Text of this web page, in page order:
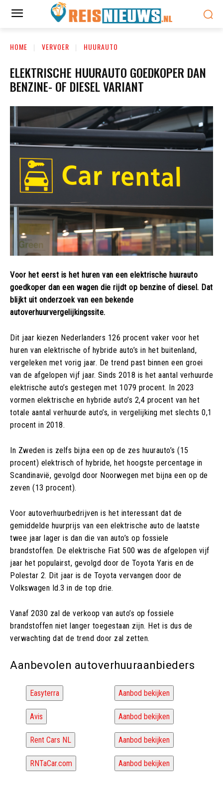
HOME VERVOER HUURAUTO
ELEKTRISCHE HUURAUTO GOEDKOPER DAN
BENZINE- OF DIESEL VARIANT
Voor het eerst is het huren van een elektrische huurauto
goedkoper dan een wagen die rijdt op benzine of diesel. Dat
blijkt uit onderzoek van een bekende
autoverhuurvergelijkingssite.
Dit jaar kiezen Nederlanders 126 procent vaker voor het
huren van elektrische of hybride auto’s in het buitenland,
vergeleken met vorig jaar. De trend past binnen een groei
van de afgelopen vijf jaar. Sinds 2018 is het aantal verhuurde
elektrische auto’s gestegen met 1079 procent. In 2023
vormen elektrische en hybride auto’s 2,4 procent van het
totale aantal verhuurde auto’s, in vergelijking met slechts 0,1
procent in 2018.
In Zweden is zelfs bijna een op de zes huurauto’s (15
procent) elektrisch of hybride, het hoogste percentage in
Scandinavië, gevolgd door Noorwegen met bijna een op de
zeven (13 procent).
Voor autoverhuurbedrijven is het interessant dat de
gemiddelde huurprijs van een elektrische auto de laatste
twee jaar lager is dan die van auto’s op fossiele
brandstoffen. De elektrische Fiat 500 was de afgelopen vijf
jaar het populairst, gevolgd door de Toyota Yaris en de
Polestar 2. Dit jaar is de Toyota vervangen door de
Volkswagen Id.3 in de top drie.
Vanaf 2030 zal de verkoop van auto’s op fossiele
brandstoffen niet langer toegestaan zijn. Het is dus de
verwachting dat de trend door zal zetten.
Aanbevolen autoverhuuraanbieders
Easyterra Aanbod bekijken
Avis Aanbod bekijken
Rent Cars NL Aanbod bekijken
RNTaCar.com Aanbod bekijken